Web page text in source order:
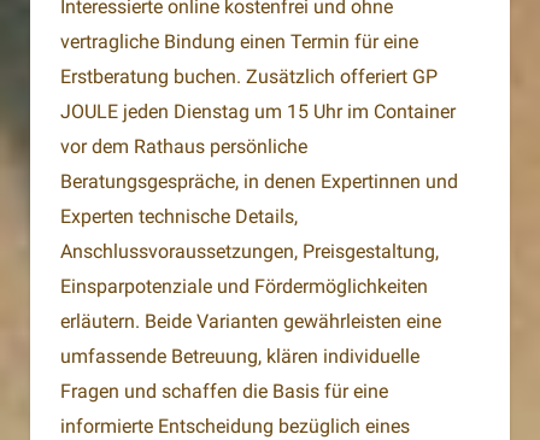
Interessierte online kostenfrei und ohne
vertragliche Bindung einen Termin für eine
Erstberatung buchen. Zusätzlich offeriert GP
JOULE jeden Dienstag um 15 Uhr im Container
vor dem Rathaus persönliche
Beratungsgespräche, in denen Expertinnen und
Experten technische Details,
Anschlussvoraussetzungen, Preisgestaltung,
Einsparpotenziale und Fördermöglichkeiten
erläutern. Beide Varianten gewährleisten eine
umfassende Betreuung, klären individuelle
Fragen und schaffen die Basis für eine
informierte Entscheidung bezüglich eines